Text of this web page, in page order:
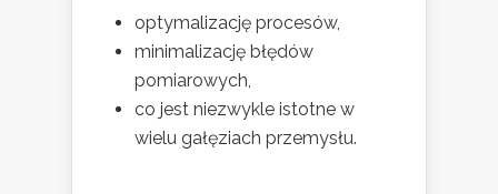
optymalizację procesów,
minimalizację błędów
pomiarowych,
co jest niezwykle istotne w
wielu gałęziach przemysłu.